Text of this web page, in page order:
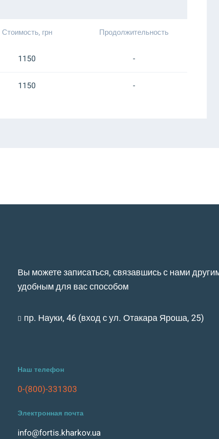
Стоимость, грн Продолжительность
1150 -
1150 -
Вы можете записаться, связавшись с нами
удобным для вас способом
пр. Науки, 46 (вход с ул. Отакара Яроша, 25)
Наш телефон
0-(800)-331303
Электронная почта
info@fortis.kharkov.ua